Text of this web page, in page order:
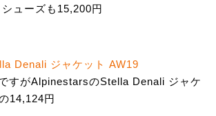
ューズも15,200円
Denali ジャケット AW19
すがAlpinestarsのStella Denali ジャケ
14,124円